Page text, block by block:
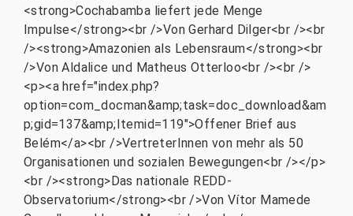
<strong>Cochabamba liefert jede Menge
Impulse</strong><br />Von Gerhard Dilger<br /><br
/><strong>Amazonien als Lebensraum</strong><br
/>Von Aldalice und Matheus Otterloo<br /><br />
<p><a href="index.php?
option=com_docman&amp;task=doc_download&am
p;gid=137&amp;Itemid=119">Offener Brief aus
Belém</a><br />VertreterInnen von mehr als 50
Organisationen und sozialen Bewegungen<br /></p>
<br /><strong>Das nationale REDD-
Observatorium</strong><br />Von Vítor Mamede